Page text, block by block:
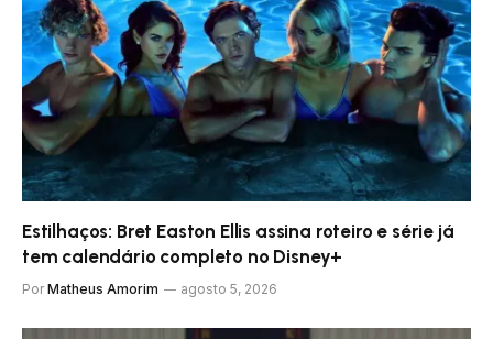
Estilhaços: Bret Easton Ellis assina roteiro e série já
tem calendário completo no Disney+
Por Matheus Amorim agosto 5, 2026